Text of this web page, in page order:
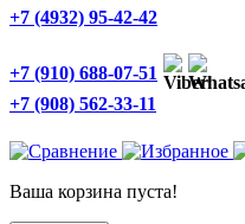
+7 (4932) 95-42-42
+7 (910) 688-07-51
+7 (908) 562-33-11
Ваша корзина пуста!